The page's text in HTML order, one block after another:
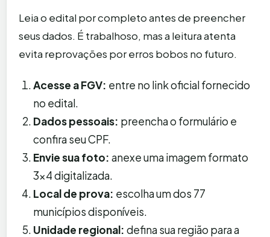
Leia o edital por completo antes de preencher
seus dados. É trabalhoso, mas a leitura atenta
evita reprovações por erros bobos no futuro.
Acesse a FGV: entre no link oficial fornecido
no edital.
Dados pessoais: preencha o formulário e
confira seu CPF.
Envie sua foto: anexe uma imagem formato
3×4 digitalizada.
Local de prova: escolha um dos 77
municípios disponíveis.
Unidade regional: defina sua região para a